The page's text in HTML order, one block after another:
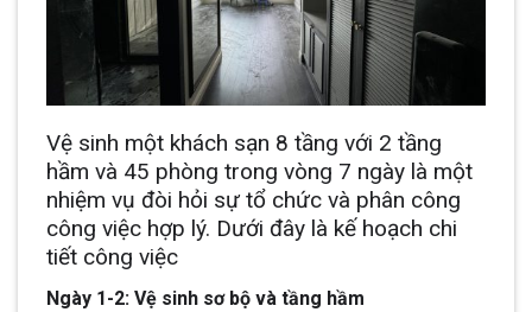
Vệ sinh một khách sạn 8 tầng với 2 tầng
hầm và 45 phòng trong vòng 7 ngày là một
nhiệm vụ đòi hỏi sự tổ chức và phân công
công việc hợp lý. Dưới đây là kế hoạch chi
tiết công việc
Ngày 1-2: Vệ sinh sơ bộ và tầng hầm